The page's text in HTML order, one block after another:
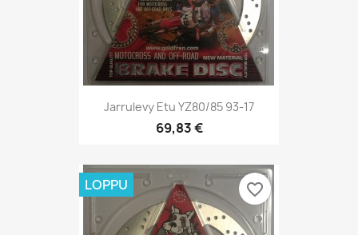
Jarrulevy Etu YZ80/85 93-17
69,83 €
LOPPU favorite_border